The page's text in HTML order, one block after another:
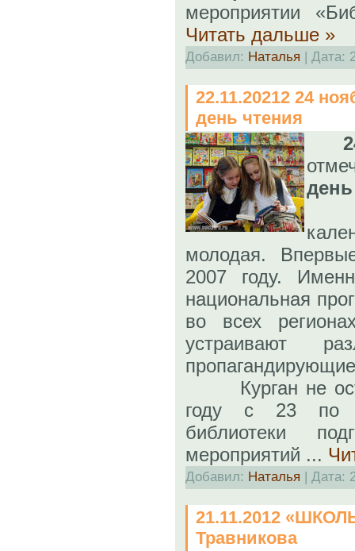
мероприятии
Читать дальше »
Добавил: Наталья | Дата:
22.11.20212 24
день чтения
молодая.
2007 году.
национальная
во всех
устраивают
Курган не
году с 23 по
библиотеки
мероприятий ...
Добавил: Наталья | Дата:
21.11.2012
Травникова